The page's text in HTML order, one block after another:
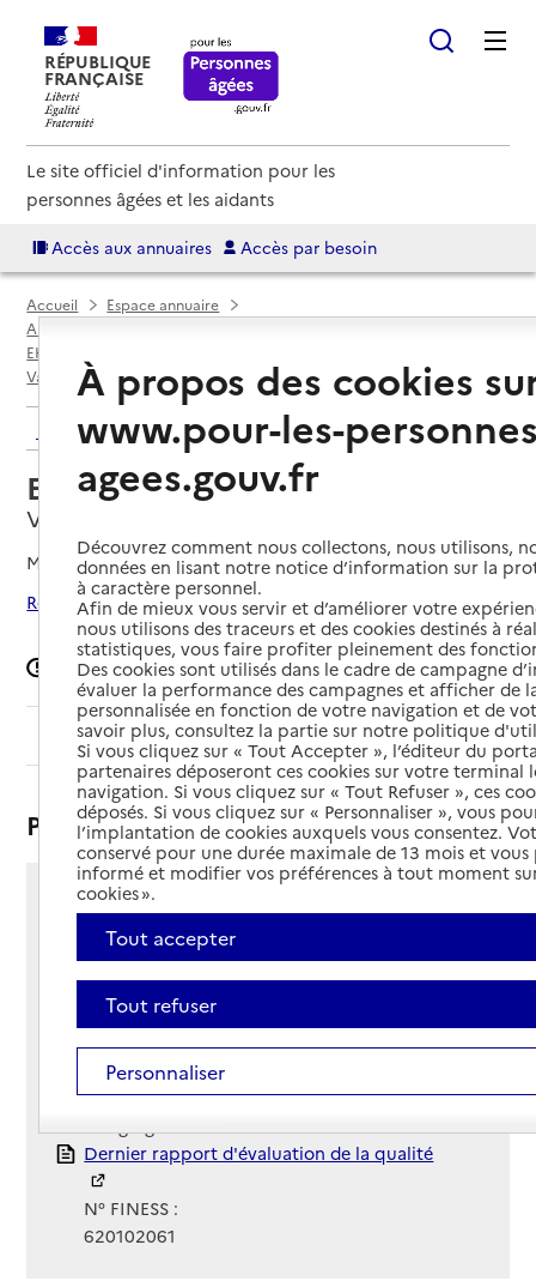
RÉPUBLIQUE
FRANÇAISE
Le site officiel d'information pour les
personnes âgées et les aidants
Accès aux annuaires Accès par besoin
Accueil
Espace annuaire
Annuaire EHPAD et maisons de retraite
EHPAD par département
Vaulx-Vraucourt
EHPAD Saint-Landelin
Retour aux résultats de l'annuaire
EHPAD Saint-Landelin
Vaulx-Vraucourt, PAS-DE-CALAIS
Mis à jour le05/03/2026
Rechercher les établissements autour de Vaulx-Vraucourt
Signaler une erreur
Sommaire
Présentation
43 rue de Bapaume
62159 - Vaulx-Vraucourt
Voir itinéraire
Téléphone :
03 21 07 02 49
Contact
Contact
Site Internet
Site internet
Gestionnaire :
Rapport HAS
Dernier rapport d'évaluation de la qualité
N° FINESS :
620102061
À propos des cookies
www.pour-les-
agees.gouv.fr
Découvrez comment nous collectons, nous utilisons,
données en lisant notre notice d’information sur la
à caractère personnel.
Afin de mieux vous servir et d’améliorer votre
nous utilisons des traceurs et des cookies destinés à
statistiques, vous faire profiter pleinement des
Des cookies sont utilisés dans le cadre de campagne
évaluer la performance des campagnes et afficher de
personnalisée en fonction de votre navigation et de
savoir plus, consultez la partie sur notre politique
Si vous cliquez sur « Tout Accepter », l’éditeur du
partenaires déposeront ces cookies sur votre terminal
navigation. Si vous cliquez sur « Tout Refuser », ces
déposés. Si vous cliquez sur « Personnaliser », vous
l’implantation de cookies auxquels vous consentez.
conservé pour une durée maximale de 13 mois et
informé et modifier vos préférences à tout moment
cookies ».
Tout accepter
Tout refuser
Personnaliser